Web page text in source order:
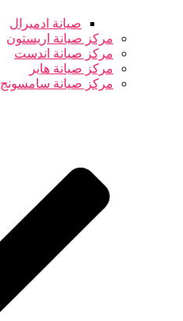
صيانة ادميرال
مركز صيانة اريستون
مركز صيانة اندست
مركز صيانة هاير
مركز صيانة سامسونج